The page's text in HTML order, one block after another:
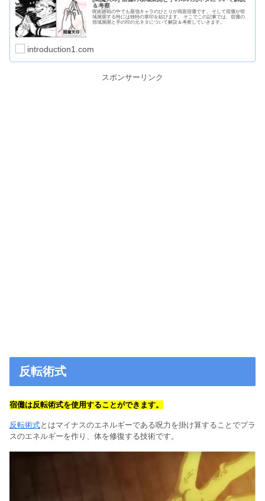
＆考察
呪術廻戦の中でも最強キャラのひとりが両面宿儺です。 そして宿儺が領
域展開する時には独特の掌印を結びます。 そこでこの記事では、宿儺の
領域展開と手の印の元ネタについて解説＆考察していきます。
introduction1.com
スポンサーリンク
反転術式
宿儺は反転術式を使用することができます。
反転術式とはマイナスのエネルギーである呪力を掛け算することでプラ
スのエネルギーを作り、体を修復する技術です。